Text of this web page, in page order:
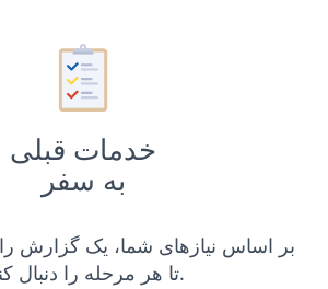
خدمات قبلی
به سفر
بر اساس نیازهای شما، یک گزارش
تا هر مرحله را دنبال کنید.